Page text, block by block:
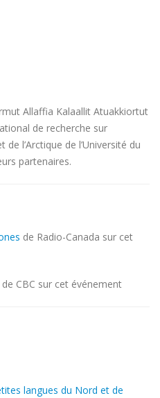
Allaffia Kalaallit Atuakkiortut
de recherche sur
de l’Arctique de l’Université du
partenaires.
de Radio-Canada sur cet
de CBC sur cet événement
langues du Nord et de